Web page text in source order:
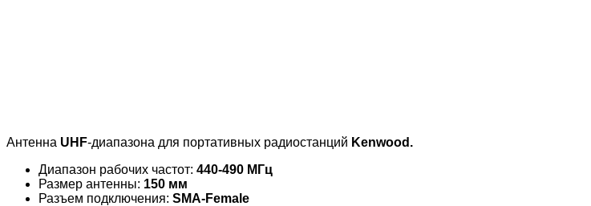
Антенна UHF-диапазона для портативных радиостанций Kenwood.
Диапазон рабочих частот: 440-490 МГц
Размер антенны: 150 мм
Разъем подключения: SMA-Female